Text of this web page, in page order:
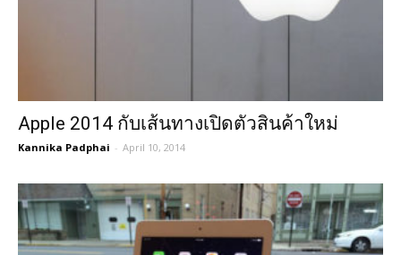
Apple 2014 กับเส้นทางเปิดตัวสินค้าใหม่
Kannika Padphai - April 10, 2014